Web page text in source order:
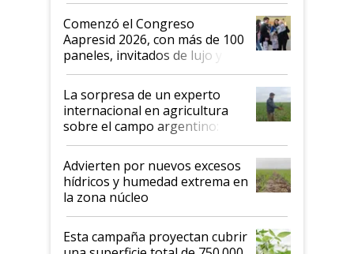
Argentina se sigan discutiendo
las mismas cosas de hace 50
años"
Comenzó el Congreso
Aapresid 2026, con más de 100
paneles, invitados de lujo y
todas las tendencias
La sorpresa de un experto
internacional en agricultura
sobre el campo argentino:
"Estoy muy impresionado"
Advierten por nuevos excesos
hídricos y humedad extrema en
la zona núcleo
Esta campaña proyectan cubrir